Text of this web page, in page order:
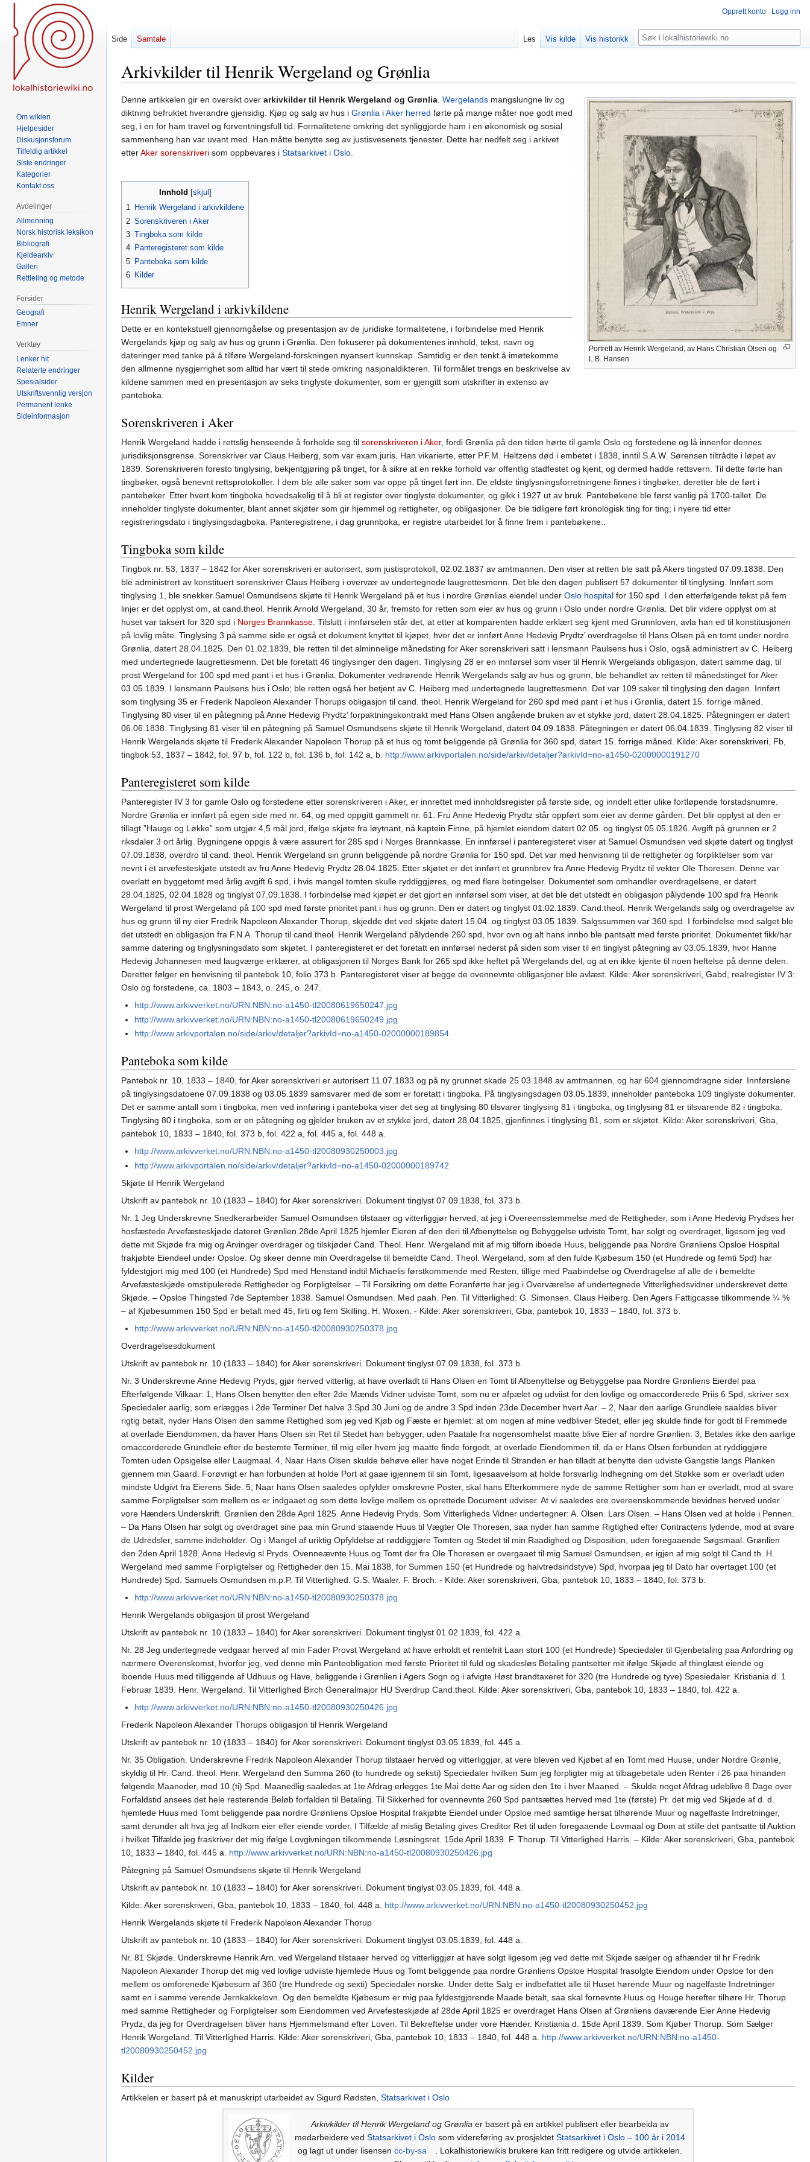
Arkivkilder til Henrik Wergeland og Grønlia
Hopp
til
navigering
Hopp
til
søk
Portrett av Henrik Wergeland, av Hans Christian Olsen og
L.B. Hansen
Denne artikkelen gir en oversikt over arkivkilder til Henrik Wergeland og Grønlia. Wergelands mangslungne liv og
diktning befruktet hverandre gjensidig. Kjøp og salg av hus i Grønlia iAker herred førte på mange måter noe godt med
seg, i en for ham travel og forventningsfull tid. Formalitetene omkring det synliggjorde ham i en økonomisk og sosial
sammenheng han var uvant med. Han måtte benytte seg av justisvesenets tjenester. Dette har nedfelt seg i arkivet
etterAker sorenskriveri som oppbevares i Statsarkivet i Oslo.
Innhold
1 Henrik Wergeland i arkivkildene
2 Sorenskriveren i Aker
3 Tingboka som kilde
4 Panteregisteret som kilde
5 Panteboka som kilde
6 Kilder
Henrik Wergeland i arkivkildene
Dette er en kontekstuell gjennomgåelse og presentasjon av de juridiske formalitetene, i forbindelse med Henrik
Wergelands kjøp og salg av hus og grunn i Grønlia. Den fokuserer på dokumentenes innhold, tekst, navn og
dateringer med tanke på å tilføre Wergeland-forskningen nyansert kunnskap. Samtidig er den tenkt å imøtekomme
den allmenne nysgjerrighet som alltid har vært til stede omkring nasjonaldikteren. Til formålet trengs en beskrivelse av
kildene sammen med en presentasjon av seks tinglyste dokumenter, som er gjengitt som utskrifter in extenso av
panteboka.
Sorenskriveren i Aker
Henrik Wergeland hadde i rettslig henseende å forholde seg til sorenskriveren i Aker, fordi Grønlia på den tiden hørte til gamle Oslo og forstedene og lå innenfor dennes
jurisdiksjonsgrense. Sorenskriver var Claus Heiberg, som var exam.juris. Han vikarierte, etter P.F.M. Heltzens død i embetet i 1838, inntil S.A.W. Sørensen tiltrådte i løpet av
1839. Sorenskriveren foresto tinglysing, bekjentgjøring på tinget, for å sikre at en rekke forhold var offentlig stadfestet og kjent, og dermed hadde rettsvern. Til dette førte han
tingbøker, også benevnt rettsprotokoller. I dem ble alle saker som var oppe på tinget ført inn. De eldste tinglysningsforretningene finnes i tingbøker, deretter ble de ført i
pantebøker. Etter hvert kom tingboka hovedsakelig til å bli et register over tinglyste dokumenter, og gikk i 1927 ut av bruk. Pantebøkene ble først vanlig på 1700-tallet. De
inneholder tinglyste dokumenter, blant annet skjøter som gir hjemmel og rettigheter, og obligasjoner. De ble tidligere ført kronologisk ting for ting; i nyere tid etter
registreringsdato i tinglysingsdagboka. Panteregistrene, i dag grunnboka, er registre utarbeidet for å finne frem i pantebøkene..
Tingboka som kilde
Tingbok nr. 53, 1837 – 1842 for Aker sorenskriveri er autorisert, som justisprotokoll, 02.02.1837 av amtmannen. Den viser at retten ble satt på Akers tingsted 07.09.1838. Den
ble administrert av konstituert sorenskriver Claus Heiberg i overvær av undertegnede laugrettesmenn. Det ble den dagen publisert 57 dokumenter til tinglysing. Innført som
tinglysing 1, ble snekker Samuel Osmundsens skjøte til Henrik Wergeland på et hus i nordre Grønlias eiendel under Oslo hospital for 150 spd. I den etterfølgende tekst på fem
linjer er det opplyst om, at cand.theol. Henrik Arnold Wergeland, 30 år, fremsto for retten som eier av hus og grunn i Oslo under nordre Grønlia. Det blir videre opplyst om at
huset var taksert for 320 spd i Norges Brannkasse. Tilslutt i innførselen står det, at etter at komparenten hadde erklært seg kjent med Grunnloven, avla han ed til konstitusjonen
på lovlig måte. Tinglysing 3 på samme side er også et dokument knyttet til kjøpet, hvor det er innført Anne Hedevig Prydtz’ overdragelse til Hans Olsen på en tomt under nordre
Grønlia, datert 28.04.1825. Den 01.02.1839, ble retten til det alminnelige månedsting for Aker sorenskriveri satt i lensmann Paulsens hus i Oslo, også administrert av C. Heiberg
med undertegnede laugrettesmenn. Det ble foretatt 46 tinglysinger den dagen. Tinglysing 28 er en innførsel som viser til Henrik Wergelands obligasjon, datert samme dag, til
prost Wergeland for 100 spd med pant i et hus i Grønlia. Dokumenter vedrørende Henrik Wergelands salg av hus og grunn, ble behandlet av retten til månedstinget for Aker
03.05.1839. I lensmann Paulsens hus i Oslo; ble retten også her betjent av C. Heiberg med undertegnede laugrettesmenn. Det var 109 saker til tinglysing den dagen. Innført
som tinglysing 35 er Frederik Napoleon Alexander Thorups obligasjon til cand. theol. Henrik Wergeland for 260 spd med pant i et hus i Grønlia, datert 15. forrige måned.
Tinglysing 80 viser til en påtegning på Anne Hedevig Prydtz’ forpaktningskontrakt med Hans Olsen angående bruken av et stykke jord, datert 28.04.1825. Påtegningen er datert
06.06.1838. Tinglysing 81 viser til en påtegning på Samuel Osmundsens skjøte til Henrik Wergeland, datert 04.09.1838. Påtegningen er datert 06.04.1839. Tinglysing 82 viser til
Henrik Wergelands skjøte til Frederik Alexander Napoleon Thorup på et hus og tomt beliggende på Grønlia for 360 spd, datert 15. forrige måned. Kilde: Aker sorenskriveri, Fb,
tingbok 53, 1837 – 1842, fol. 97 b, fol. 122 b, fol. 136 b, fol. 142 a, b. http://www.arkivportalen.no/side/arkiv/detaljer?arkivId=no-a1450-02000000191270
Panteregisteret som kilde
Panteregister IV 3 for gamle Oslo og forstedene etter sorenskriveren i Aker, er innrettet med innholdsregister på første side, og inndelt etter ulike fortløpende forstadsnumre.
Nordre Grønlia er innført på egen side med nr. 64, og med oppgitt gammelt nr. 61. Fru Anne Hedevig Prydtz står oppført som eier av denne gården. Det blir opplyst at den er
tillagt ”Hauge og Løkke” som utgjør 4,5 mål jord, ifølge skjøte fra løytnant, nå kaptein Finne, på hjemlet eiendom datert 02.05. og tinglyst 05.05.1826. Avgift på grunnen er 2
riksdaler 3 ort årlig. Bygningene oppgis å være assurert for 285 spd i Norges Brannkasse. En innførsel i panteregisteret viser at Samuel Osmundsen ved skjøte datert og tinglyst
07.09.1838, overdro til cand. theol. Henrik Wergeland sin grunn beliggende på nordre Grønlia for 150 spd. Det var med henvisning til de rettigheter og forpliktelser som var
nevnt i et arvefesteskjøte utstedt av fru Anne Hedevig Prydtz 28.04.1825. Etter skjøtet er det innført et grunnbrev fra Anne Hedevig Prydtz til vekter Ole Thoresen. Denne var
overlatt en byggetomt med årlig avgift 6 spd, i hvis mangel tomten skulle ryddiggjøres, og med flere betingelser. Dokumentet som omhandler overdragelsene, er datert
28.04.1825, 02.04.1828 og tinglyst 07.09.1838. I forbindelse med kjøpet er det gjort en innførsel som viser, at det ble det utstedt en obligasjon pålydende 100 spd fra Henrik
Wergeland til prost Wergeland på 100 spd med første prioritet pant i hus og grunn. Den er datert og tinglyst 01.02.1839. Cand.theol. Henrik Wergelands salg og overdragelse av
hus og grunn til ny eier Fredrik Napoleon Alexander Thorup, skjedde det ved skjøte datert 15.04. og tinglyst 03.05.1839. Salgssummen var 360 spd. I forbindelse med salget ble
det utstedt en obligasjon fra F.N.A. Thorup til cand.theol. Henrik Wergeland pålydende 260 spd, hvor ovn og alt hans innbo ble pantsatt med første prioritet. Dokumentet fikk/har
samme datering og tinglysningsdato som skjøtet. I panteregisteret er det foretatt en innførsel nederst på siden som viser til en tinglyst påtegning av 03.05.1839, hvor Hanne
Hedevig Johannesen med laugværge erklærer, at obligasjonen til Norges Bank for 265 spd ikke heftet på Wergelands del, og at en ikke kjente til noen heftelse på denne delen.
Deretter følger en henvisning til pantebok 10, folio 373 b. Panteregisteret viser at begge de ovennevnte obligasjoner ble avlæst. Kilde: Aker sorenskriveri, Gabd, realregister IV 3:
Oslo og forstedene, ca. 1803 – 1843, o. 245, o. 247.
http://www.arkivverket.no/URN:NBN:no-a1450-tl20080619650247.jpg
http://www.arkivverket.no/URN:NBN:no-a1450-tl20080619650249.jpg
http://www.arkivportalen.no/side/arkiv/detaljer?arkivId=no-a1450-02000000189854
Panteboka som kilde
Pantebok nr. 10, 1833 – 1840, for Aker sorenskriveri er autorisert 11.07.1833 og på ny grunnet skade 25.03.1848 av amtmannen, og har 604 gjennomdragne sider. Innførslene
på tinglysingsdatoene 07.09.1838 og 03.05.1839 samsvarer med de som er foretatt i tingboka. På tinglysingsdagen 03.05.1839, inneholder panteboka 109 tinglyste dokumenter.
Det er samme antall som i tingboka, men ved innføring i panteboka viser det seg at tinglysing 80 tilsvarer tinglysing 81 i tingboka, og tinglysing 81 er tilsvarende 82 i tingboka.
Tinglysing 80 i tingboka, som er en påtegning og gjelder bruken av et stykke jord, datert 28.04.1825, gjenfinnes i tinglysing 81, som er skjøtet. Kilde: Aker sorenskriveri, Gba,
pantebok 10, 1833 – 1840, fol. 373 b, fol. 422 a, fol. 445 a, fol. 448 a.
http://www.arkivverket.no/URN:NBN:no-a1450-tl20080930250003.jpg
http://www.arkivportalen.no/side/arkiv/detaljer?arkivId=no-a1450-02000000189742
Skjøte til Henrik Wergeland
Utskrift av pantebok nr. 10 (1833 – 1840) for Aker sorenskriveri. Dokument tinglyst 07.09.1838, fol. 373 b.
Nr. 1 Jeg Underskrevne Snedkerarbeider Samuel Osmundsen tilstaaer og vitterliggjør herved, at jeg i Overeensstemmelse med de Rettigheder, som i Anne Hedevig Prydses her
hosfæstede Arvefæsteskjøde dateret Grønlien 28de April 1825 hjemler Eieren af den deri til Afbenyttelse og Bebyggelse udviste Tomt, har solgt og overdraget, ligesom jeg ved
dette mit Skjøde fra mig og Arvinger overdrager og tilskjøder Cand. Theol. Henr. Wergeland mit af mig tilforn iboede Huus, beliggende paa Nordre Grønliens Opsloe Hospital
frakjøbte Eiendeel under Opsloe. Og skeer denne min Overdragelse til bemeldte Cand. Theol. Wergeland, som af den fulde Kjøbesum 150 (et Hundrede og femti Spd) har
fyldestgjort mig med 100 (et Hundrede) Spd med Henstand indtil Michaelis førstkommende med Resten, tillige med Paabindelse og Overdragelse af alle de i bemeldte
Arvefæsteskjøde omstipulerede Rettigheder og Forpligtelser. – Til Forsikring om dette Foranførte har jeg i Overværelse af undertegnede Vitterlighedsvidner underskrevet dette
Skjøde. – Opsloe Thingsted 7de September 1838. Samuel Osmundsen. Med paah. Pen. Til Vitterlighed: G. Simonsen. Claus Heiberg. Den Agers Fattigcasse tilkommende ¼ %
– af Kjøbesummen 150 Spd er betalt med 45, firti og fem Skilling. H. Woxen. - Kilde: Aker sorenskriveri, Gba, pantebok 10, 1833 – 1840, fol. 373 b.
http://www.arkivverket.no/URN:NBN:no-a1450-tl20080930250378.jpg
Overdragelsesdokument
Utskrift av pantebok nr. 10 (1833 – 1840) for Aker sorenskriveri. Dokument tinglyst 07.09.1838, fol. 373 b.
Nr. 3 Underskrevne Anne Hedevig Pryds, gjør herved vitterlig, at have overladt til Hans Olsen en Tomt til Afbenyttelse og Bebyggelse paa Nordre Grønliens Eierdel paa
Efterfølgende Vilkaar: 1, Hans Olsen benytter den efter 2de Mænds Vidner udviste Tomt, som nu er afpælet og udviist for den lovlige og omaccorderede Priis 6 Spd, skriver sex
Speciedaler aarlig, som erlægges i 2de Terminer Det halve 3 Spd 30 Juni og de andre 3 Spd inden 23de December hvert Aar. – 2, Naar den aarlige Grundleie saaldes bliver
rigtig betalt, nyder Hans Olsen den samme Rettighed som jeg ved Kjøb og Fæste er hjemlet: at om nogen af mine vedbliver Stedet, eller jeg skulde finde for godt til Fremmede
at overlade Eiendommen, da haver Hans Olsen sin Ret til Stedet han bebygger, uden Paatale fra nogensomhelst maatte blive Eier af nordre Grønlien. 3, Betales ikke den aarlige
omaccorderede Grundleie efter de bestemte Terminer, til mig eller hvem jeg maatte finde forgodt, at overlade Eiendommen til, da er Hans Olsen forbunden at ryddiggjøre
Tomten uden Opsigelse eller Laugmaal. 4, Naar Hans Olsen skulde behøve eller have noget Erinde til Stranden er han tilladt at benytte den udviste Gangstie langs Planken
gjennem min Gaard. Forøvrigt er han forbunden at holde Port at gaae igjennem til sin Tomt, ligesaavelsom at holde forsvarlig Indhegning om det Støkke som er overladt uden
mindste Udgivt fra Eierens Side. 5, Naar hans Olsen saaledes opfylder omskrevne Poster, skal hans Efterkommere nyde de samme Rettigher som han er overladt, mod at svare
samme Forpligtelser som mellem os er indgaaet og som dette lovlige mellem os oprettede Document udviser. At vi saaledes ere overeenskommende bevidnes herved under
vore Hænders Underskrift. Grønlien den 28de April 1825. Anne Hedevig Pryds. Som Vitterligheds Vidner undertegner: A. Olsen. Lars Olsen. – Hans Olsen ved at holde i Pennen.
– Da Hans Olsen har solgt og overdraget sine paa min Grund staaende Huus til Vægter Ole Thoresen, saa nyder han samme Rigtighed efter Contractens lydende, mod at svare
de Udredsler, samme indeholder. Og i Mangel af uriktig Opfyldelse at røddiggjøre Tomten og Stedet til min Raadighed og Disposition, uden foregaaende Søgsmaal. Grønlien
den 2den April 1828. Anne Hedevig sl Pryds. Ovenneævnte Huus og Tomt der fra Ole Thoresen er overgaaet til mig Samuel Osmundsen, er igjen af mig solgt til Cand.th. H.
Wergeland med samme Forpligtelser og Rettigheder den 15. Mai 1838, for Summen 150 (et Hundrede og halvtredsindstyve) Spd, hvorpaa jeg til Dato har overtaget 100 (et
Hundrede) Spd. Samuels Osmundsen m.p.P. Til Vitterlighed. G.S. Waaler. F. Broch. - Kilde: Aker sorenskriveri, Gba, pantebok 10, 1833 – 1840, fol. 373 b.
http://www.arkivverket.no/URN:NBN:no-a1450-tl20080930250378.jpg
Henrik Wergelands obligasjon til prost Wergeland
Utskrift av pantebok nr. 10 (1833 – 1840) for Aker sorenskriveri. Dokument tinglyst 01.02.1839, fol. 422 a.
Nr. 28 Jeg undertegnede vedgaar herved af min Fader Provst Wergeland at have erholdt et rentefrit Laan stort 100 (et Hundrede) Speciedaler til Gjenbetaling paa Anfordring og
nærmere Overenskomst, hvorfor jeg, ved denne min Panteobligation med første Prioritet til fuld og skadesløs Betaling pantsetter mit ifølge Skjøde af thinglæst eiende og
iboende Huus med tilliggende af Udhuus og Have, beliggende i Grønlien i Agers Sogn og i afvigte Høst brandtaxeret for 320 (tre Hundrede og tyve) Spesiedaler. Kristiania d. 1
Februar 1839. Henr. Wergeland. Til Vitterlighed Birch Generalmajor HU Sverdrup Cand.theol. Kilde: Aker sorenskriveri, Gba, pantebok 10, 1833 – 1840, fol. 422 a.
http://www.arkivverket.no/URN:NBN:no-a1450-tl20080930250426.jpg
Frederik Napoleon Alexander Thorups obligasjon til Henrik Wergeland
Utskrift av pantebok nr. 10 (1833 – 1840) for Aker sorenskriveri. Dokument tinglyst 03.05.1839, fol. 445 a.
Nr. 35 Obligation. Underskrevne Fredrik Napoleon Alexander Thorup tilstaaer herved og vitterliggjør, at vere bleven ved Kjøbet af en Tomt med Huuse, under Nordre Grønlie,
skyldig til Hr. Cand. theol. Henr. Wergeland den Summa 260 (to hundrede og seksti) Speciedaler hvilken Sum jeg forpligter mig at tilbagebetale uden Renter i 26 paa hinanden
følgende Maaneder, med 10 (ti) Spd. Maanedlig saaledes at 1te Afdrag erlegges 1te Mai dette Aar og siden den 1te i hver Maaned. – Skulde noget Afdrag udeblive 8 Dage over
Forfaldstid ansees det hele resterende Beløb forfalden til Betaling. Til Sikkerhed for ovennevnte 260 Spd pantsættes herved med 1te (første) Pr. det mig ved Skjøde af d. d.
hjemlede Huus med Tomt beliggende paa nordre Grønliens Opsloe Hospital frakjøbte Eiendel under Opsloe med samtlige hersat tilhørende Muur og nagelfaste Indretninger,
samt derunder alt hva jeg af Indkom eier eller eiende vorder. I Tilfælde af mislig Betaling gives Creditor Ret til uden foregaaende Lovmaal og Dom at stille det pantsatte til Auktion
i hvilket Tilfælde jeg fraskriver det mig ifølge Lovgivningen tilkommende Løsningsret. 15de April 1839. F. Thorup. Til Vitterlighed Harris. – Kilde: Aker sorenskriveri, Gba, pantebok
10, 1833 – 1840, fol. 445 a. http://www.arkivverket.no/URN:NBN:no-a1450-tl20080930250426.jpg
Påtegning på Samuel Osmundsens skjøte til Henrik Wergeland
Utskrift av pantebok nr. 10 (1833 – 1840) for Aker sorenskriveri. Dokument tinglyst 03.05.1839, fol. 448 a.
Kilde: Aker sorenskriveri, Gba, pantebok 10, 1833 – 1840, fol. 448 a. http://www.arkivverket.no/URN:NBN:no-a1450-tl20080930250452.jpg
Henrik Wergelands skjøte til Frederik Napoleon Alexander Thorup
Utskrift av pantebok nr. 10 (1833 – 1840) for Aker sorenskriveri. Dokument tinglyst 03.05.1839, fol. 448 a.
Nr. 81 Skjøde. Underskrevne Henrik Arn. ved Wergeland tilstaaer herved og vitterliggjør at have solgt ligesom jeg ved dette mit Skjøde sælger og afhænder til hr Fredrik
Napoleon Alexander Thorup det mig ved lovlige udviiste hjemlede Huus og Tomt beliggende paa nordre Grønliens Opsloe Hospital frasolgte Eiendom under Opsloe for den
mellem os omforenede Kjøbesum af 360 (tre Hundrede og sexti) Speciedaler norske. Under dette Salg er indbefattet alle til Huset hørende Muur og nagelfaste Indretninger
samt en i samme verende Jernkakkelovn. Og den bemeldte Kjøbesum er mig paa fyldestgjorende Maade betalt, saa skal fornevnte Huus og Houge herefter tilhøre Hr. Thorup
med samme Rettigheder og Forpligtelser som Eiendommen ved Arvefesteskjøde af 28de April 1825 er overdraget Hans Olsen af Grønliens daværende Eier Anne Hedevig
Prydz, da jeg for Overdragelsen bliver hans Hjemmelsmand efter Loven. Til Bekreftelse under vore Hænder. Kristiania d. 15de April 1839. Som Kjøber Thorup. Som Sælger
Henrik Wergeland. Til Vitterlighed Harris. Kilde: Aker sorenskriveri, Gba, pantebok 10, 1833 – 1840, fol. 448 a. http://www.arkivverket.no/URN:NBN:no-a1450-
tl20080930250452.jpg
Kilder
Artikkelen er basert på et manuskript utarbeidet av Sigurd Rødsten, Statsarkivet i Oslo
Arkivkilder til Henrik Wergeland og Grønlia er basert på en artikkel publisert eller bearbeida av
medarbeidere ved Statsarkivet i Oslosom videreføring av prosjektet Statsarkivet i Oslo – 100 år i 2014
og lagt ut under lisensen cc-by-sa
. Lokalhistoriewikis brukere kan fritt redigere og utvide artikkelen.
Opprett konto Logg inn
Side Samtale Les Vis kilde Vis historikk Søk
Om wikien
Hjelpesider
Diskusjonsforum
Tilfeldig artikkel
Siste endringer
Kategorier
Kontakt oss
Avdelinger
Allmenning
Norsk historisk leksikon
Bibliografi
Kjeldearkiv
Galleri
Rettleiing og metode
Forsider
Geografi
Emner
Verktøy
Lenker hit
Relaterte endringer
Spesialsider
Utskriftsvennlig versjon
Permanent lenke
Sideinformasjon